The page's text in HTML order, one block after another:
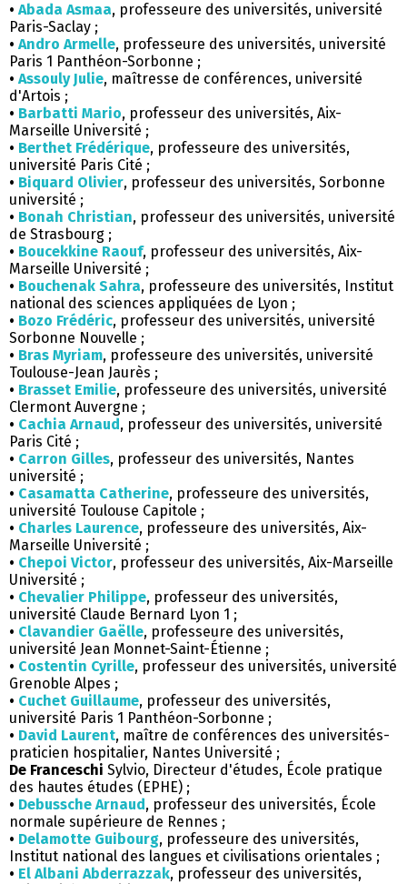
• Abada Asmaa, professeure des universités, université
Paris-Saclay ;
• Andro Armelle, professeure des universités, université
Paris 1 Panthéon-Sorbonne ;
• Assouly Julie, maîtresse de conférences, université
d'Artois ;
• Barbatti Mario, professeur des universités, Aix-
Marseille Université ;
• Berthet Frédérique, professeure des universités,
université Paris Cité ;
• Biquard Olivier, professeur des universités, Sorbonne
université ;
• Bonah Christian, professeur des universités, université
de Strasbourg ;
• Boucekkine Raouf, professeur des universités, Aix-
Marseille Université ;
• Bouchenak Sahra, professeure des universités, Institut
national des sciences appliquées de Lyon ;
• Bozo Frédéric, professeur des universités, université
Sorbonne Nouvelle ;
• Bras Myriam, professeure des universités, université
Toulouse-Jean Jaurès ;
• Brasset Emilie, professeure des universités, université
Clermont Auvergne ;
• Cachia Arnaud, professeur des universités, université
Paris Cité ;
• Carron Gilles, professeur des universités, Nantes
université ;
• Casamatta Catherine, professeure des universités,
université Toulouse Capitole ;
• Charles Laurence, professeure des universités, Aix-
Marseille Université ;
• Chepoi Victor, professeur des universités, Aix-Marseille
Université ;
• Chevalier Philippe, professeur des universités,
université Claude Bernard Lyon 1 ;
• Clavandier Gaëlle, professeure des universités,
université Jean Monnet-Saint-Étienne ;
• Costentin Cyrille, professeur des universités, université
Grenoble Alpes ;
• Cuchet Guillaume, professeur des universités,
université Paris 1 Panthéon-Sorbonne ;
• David Laurent, maître de conférences des universités-
praticien hospitalier, Nantes Université ;
De Franceschi Sylvio, Directeur d'études, École pratique
des hautes études (EPHE) ;
• Debussche Arnaud, professeur des universités, École
normale supérieure de Rennes ;
• Delamotte Guibourg, professeure des universités,
Institut national des langues et civilisations orientales ;
• El Albani Abderrazzak, professeur des universités,